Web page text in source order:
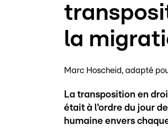
la
Marc Hoscheid adapté
La transposition en
était à l'ordre du jour
humaine envers